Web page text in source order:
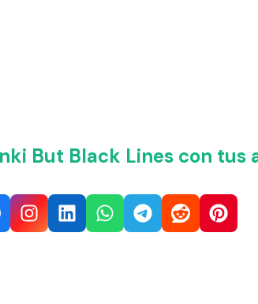
But Black Lines con tus